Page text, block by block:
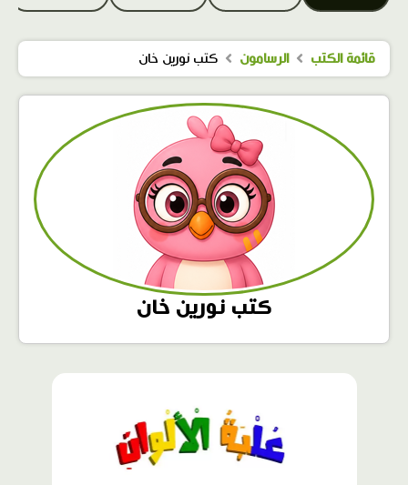
قائمة الكتب الرسامون كتب نورين خان
كتب نورين خان